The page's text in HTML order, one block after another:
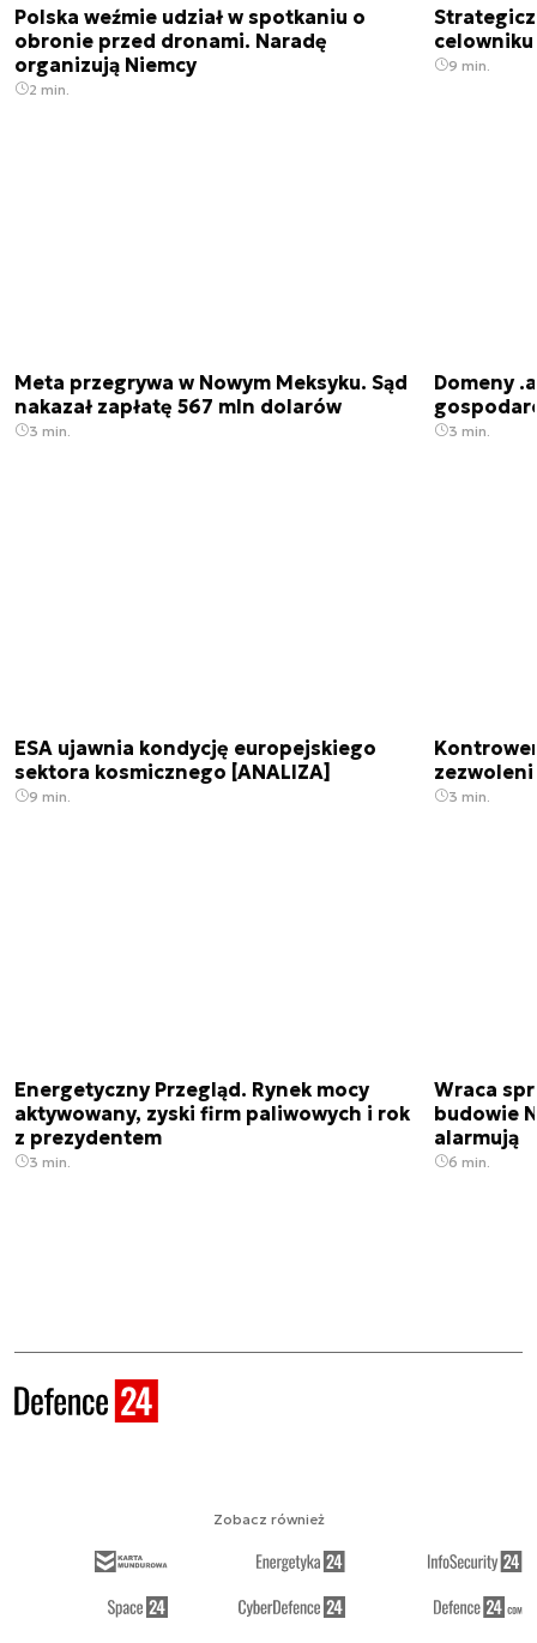
Polska weźmie udział w spotkaniu o
obronie przed dronami. Naradę
organizują Niemcy
2 min.
9 min.
Meta przegrywa w Nowym Meksyku. Sąd
nakazał zapłatę 567 mln dolarów
3 min.
Domeny
3 min.
ESA ujawnia kondycję europejskiego
sektora kosmicznego [ANALIZA]
9 min. 3 min.
Energetyczny Przegląd. Rynek mocy
aktywowany, zyski firm paliwowych i rok
z prezydentem
3 min.
Wraca
budowie
alarmują
6 min.
Zobacz również